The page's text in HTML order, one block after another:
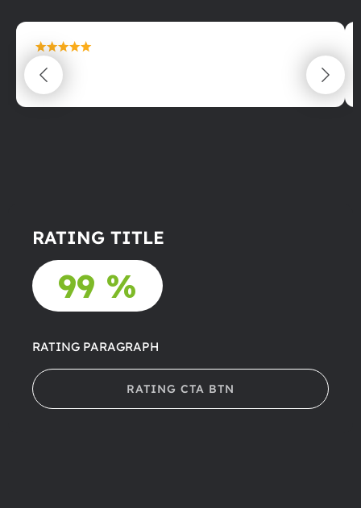
maximální spokojenost
22.06.2025
RATING TITLE
99 %
RATING PARAGRAPH
RATING CTA BTN